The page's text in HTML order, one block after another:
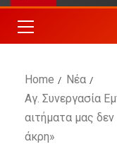
Home
Νέα
Αγ. Συνεργασία
αιτήματα μας
άκρη»